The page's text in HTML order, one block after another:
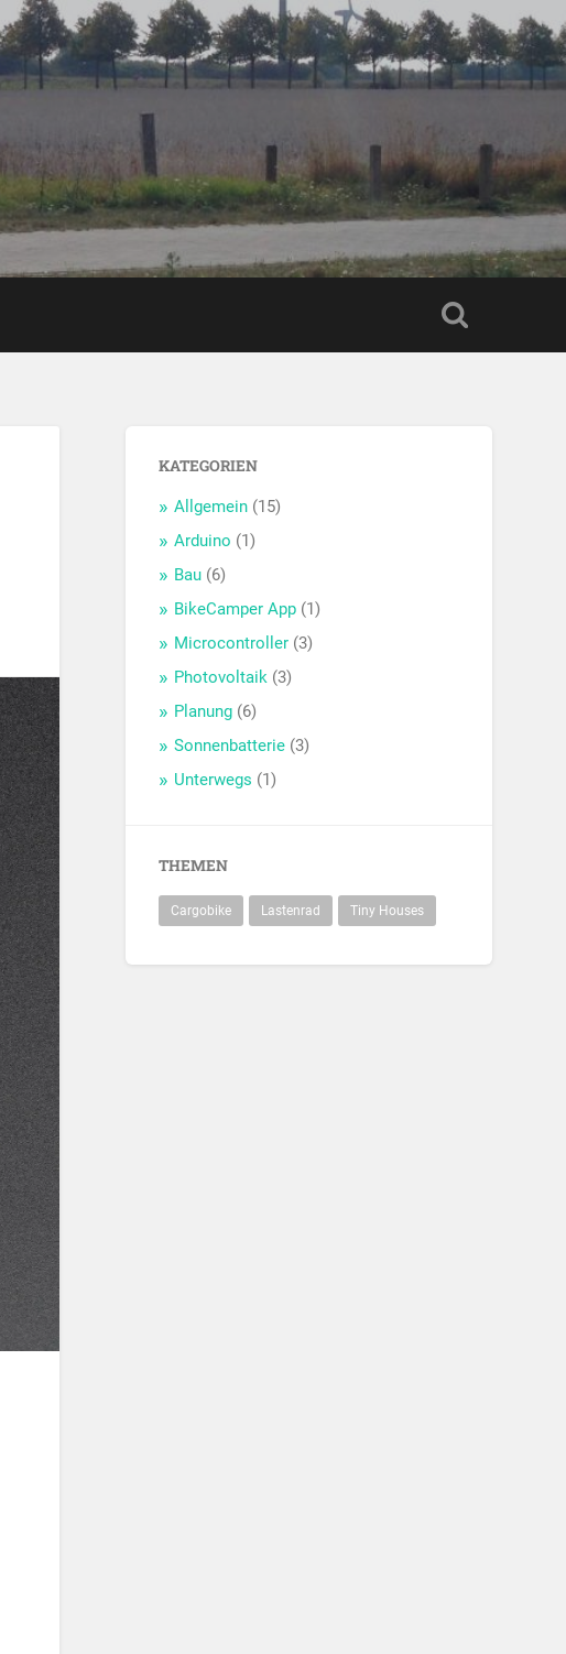
KATEGORIEN
Allgemein (15)
Arduino (1)
Bau (6)
BikeCamper App (1)
Microcontroller (3)
Photovoltaik (3)
Planung (6)
Sonnenbatterie (3)
Unterwegs (1)
THEMEN
Cargobike Lastenrad Tiny Houses